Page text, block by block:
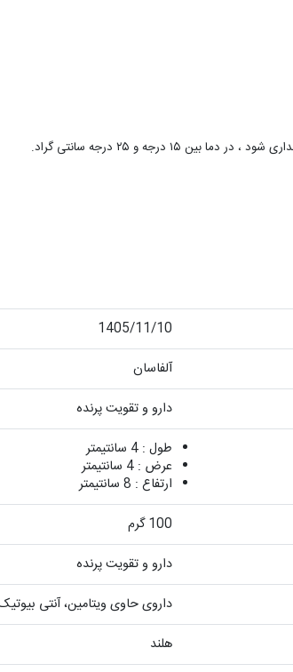
درجه و ۲۵ درجه سانتی گراد.
1405/11/10
آلفاسان
دارو و تقویت پرنده
طول : 4 سانتیمتر
عرض : 4 سانتیمتر
ارتفاع : 8 سانتیمتر
100 گرم
دارو و تقویت پرنده
داروی حاوی ویتامین، آنتی
هلند